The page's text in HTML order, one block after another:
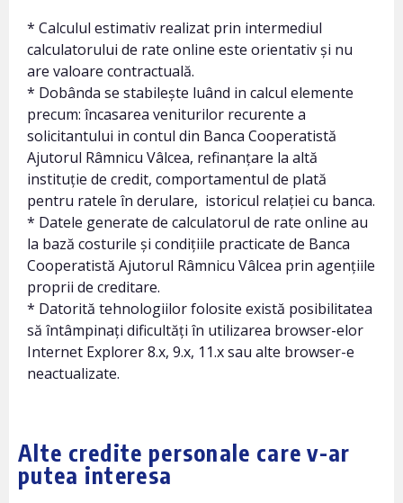
* Calculul estimativ realizat prin intermediul
calculatorului de rate online este orientativ și nu
are valoare contractuală.
* Dobânda se stabilește luând in calcul elemente
precum: încasarea veniturilor recurente a
solicitantului in contul din Banca Cooperatistă
Ajutorul Râmnicu Vâlcea, refinanțare la altă
instituție de credit, comportamentul de plată
pentru ratele în derulare, istoricul relației cu banca.
* Datele generate de calculatorul de rate online au
la bază costurile și condițiile practicate de Banca
Cooperatistă Ajutorul Râmnicu Vâlcea prin agențiile
proprii de creditare.
* Datorită tehnologiilor folosite există posibilitatea
să întâmpinați dificultăți în utilizarea browser-elor
Internet Explorer 8.x, 9.x, 11.x sau alte browser-e
neactualizate.
Alte credite personale care v-ar
putea interesa